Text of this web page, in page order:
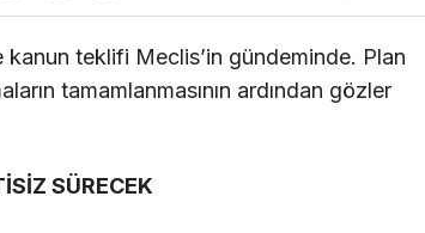
kanun teklifi Meclis’in gündeminde. Plan
tamamlanmasının ardından gözler
SÜRECEK